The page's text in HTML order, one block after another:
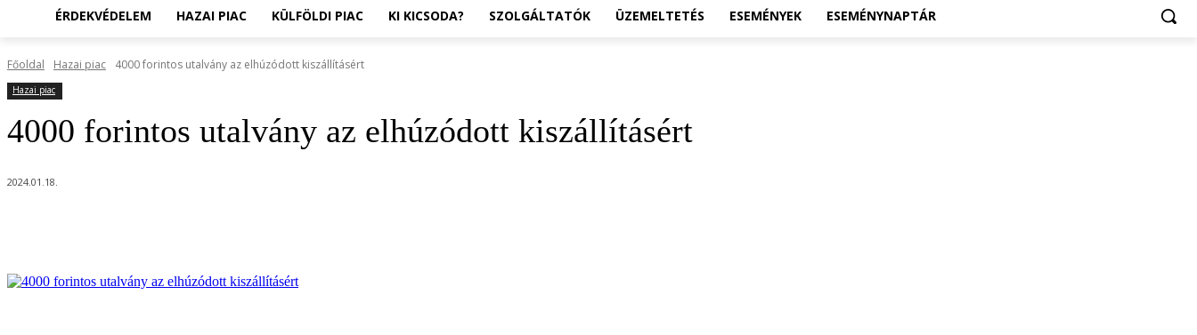
ÉRDEKVÉDELEM HAZAI PIAC KÜLFÖLDI PIAC KI KICSODA? SZOLGÁLTATÓK ÜZEMELTETÉS ESEMÉNYEK ESEMÉNYNAPTÁR
Főoldal Hazai piac 4000 forintos utalvány az elhúzódott kiszállításért
Hazai piac
4000 forintos utalvány az elhúzódott kiszállításért
2024.01.18.